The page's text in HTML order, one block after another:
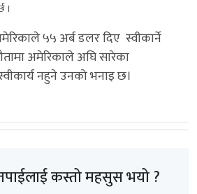
।
५५ अर्ब डलर दिए स्वीकार्ने
अमेरिकाले अघि सारेका
नहुने उनको भनाइ छ।
कस्तो महसुस भयो ?